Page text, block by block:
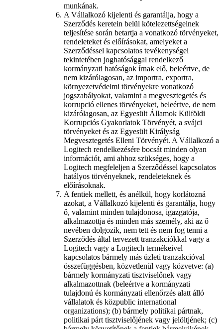
munkának.
A Vállalkozó kijelenti és garantálja, hogy a
Szerződés keretein belül kötelezettségeinek
teljesítése során betartja a vonatkozó törvényeket,
rendeleteket és előírásokat, amelyeket a
Szerződéssel kapcsolatos tevékenységei
tekintetében joghatósággal rendelkező
kormányzati hatóságok írnak elő, beleértve, de
nem kizárólagosan, az importra, exportra,
környezetvédelmi törvényekre vonatkozó
jogszabályokat, valamint a megvesztegetés és
korrupció ellenes törvényeket, beleértve, de nem
kizárólagosan, az Egyesült Államok Külföldi
Korrupciós Gyakorlatok Törvényét, a svájci
törvényeket és az Egyesült Királyság
Megvesztegetés Elleni Törvényét. A Vállalkozó a
Logitech rendelkezésére bocsát minden olyan
információt, ami ahhoz szükséges, hogy a
Logitech megfeleljen a Szerződéssel kapcsolatos
hatályos törvényeknek, rendeleteknek és
előírásoknak.
A fentiek mellett, és anélkül, hogy korlátozná
azokat, a Vállalkozó kijelenti és garantálja, hogy
ő, valamint minden tulajdonosa, igazgatója,
alkalmazottja és minden más személy, aki az ő
nevében dolgozik, nem tett és nem fog tenni a
Szerződés által tervezett tranzakciókkal vagy a
Logitech vagy a Logitech termékeivel
kapcsolatos bármely más üzleti tranzakcióval
összefüggésben, közvetlenül vagy közvetve: (a)
bármely kormányzati tisztviselőnek vagy
alkalmazottnak (beleértve a kormányzati
tulajdonú és kormányzati ellenőrzés alatt álló
vállalatok és közpublic international
organizations); (b) bármely politikai pártnak,
politikai párt tisztviselőjének vagy jelöltjének; (c)